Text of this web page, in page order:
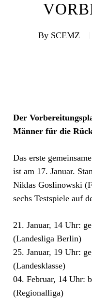
By SCEMZ
Der
Männer für die
Das erste
ist am 17. Januar.
Niklas Goslinowski
sechs Testspiele auf
21. Januar, 14 Uhr:
(Landesliga Berlin)
25. Januar, 19 Uhr:
(Landesklasse)
04. Februar, 14 Uhr:
(Regionalliga)